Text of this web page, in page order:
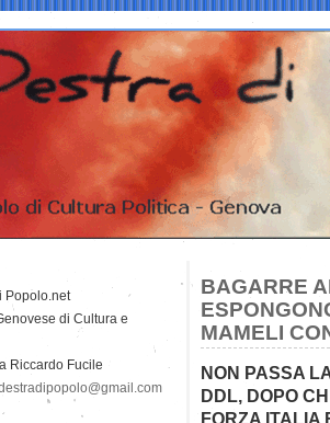
BAGARRE
MAMELI
NON PASSA
DDL, DOPO
FORZA ITALIA
Popolo.net
di Cultura e
Riccardo Fucile